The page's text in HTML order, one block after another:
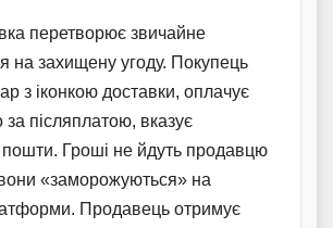
перетворює звичайне
на захищену угоду. Покупець
з іконкою доставки, оплачує
післяплатою, вказує
пошти. Гроші не йдуть продавцю
«заморожуються» на
Продавець отримує